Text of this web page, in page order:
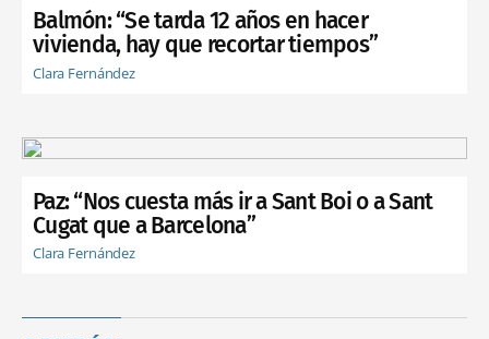
Balmón: “Se tarda 12 años en hacer
vivienda, hay que recortar tiempos”
Clara Fernández
Paz: “Nos cuesta más ir a Sant Boi o a Sant
Cugat que a Barcelona”
Clara Fernández